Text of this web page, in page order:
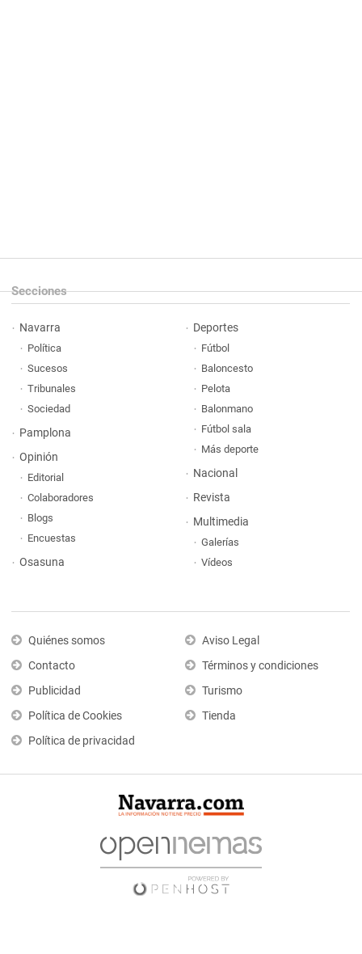
Secciones
Navarra
Política
Sucesos
Tribunales
Sociedad
Pamplona
Opinión
Editorial
Colaboradores
Blogs
Encuestas
Osasuna
Deportes
Fútbol
Baloncesto
Pelota
Balonmano
Fútbol sala
Más deporte
Nacional
Revista
Multimedia
Galerías
Vídeos
Quiénes somos
Contacto
Publicidad
Política de Cookies
Política de privacidad
Aviso Legal
Términos y condiciones
Turismo
Tienda